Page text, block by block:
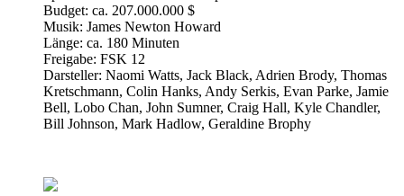
Budget: ca. 207.000.000 $
Musik: James Newton Howard
Länge: ca. 180 Minuten
Freigabe: FSK 12
Darsteller: Naomi Watts, Jack Black, Adrien Brody, Thomas
Kretschmann, Colin Hanks, Andy Serkis, Evan Parke, Jamie
Bell, Lobo Chan, John Sumner, Craig Hall, Kyle Chandler,
Bill Johnson, Mark Hadlow, Geraldine Brophy